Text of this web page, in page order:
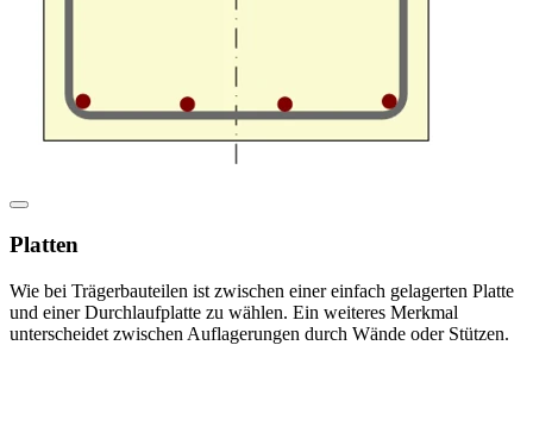
Platten
Wie bei Trägerbauteilen ist zwischen einer einfach gelagerten Platte
und einer Durchlaufplatte zu wählen. Ein weiteres Merkmal
unterscheidet zwischen Auflagerungen durch Wände oder Stützen.